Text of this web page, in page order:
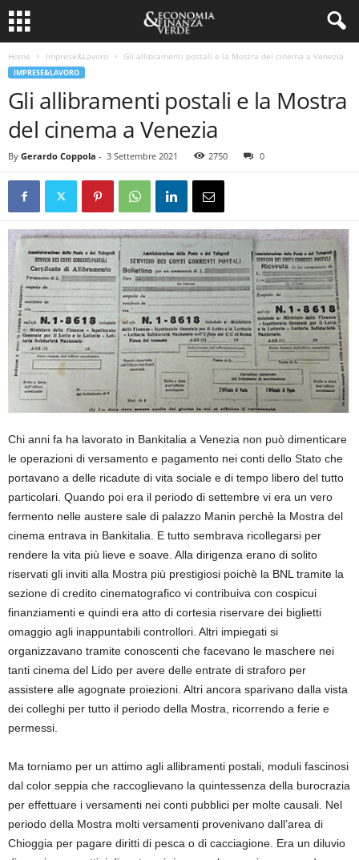
Home Imprese&Lavoro Gli allibramenti postali e la Mostra del cinema a Venezia
IMPRESE&LAVORO
Gli allibramenti postali e la Mostra
del cinema a Venezia
By Gerardo Coppola - 3 Settembre 2021 2750 0
Chi anni fa ha lavorato in Bankitalia a Venezia non può dimenticare
le operazioni di versamento e pagamento nei conti dello Stato che
portavano a delle ricadute di vita sociale e di tempo libero del tutto
particolari. Quando poi era il periodo di settembre vi era un vero
fermento nelle austere sale di palazzo Manin perchè la Mostra del
cinema entrava in Bankitalia. E tutto sembrava ricollegarsi per
rendere la vita più lieve e soave. Alla dirigenza erano di solito
riservati gli inviti alla Mostra più prestigiosi poichè la BNL tramite la
sezione di credito cinematografico vi contribuiva con cospicui
finanziamenti e quindi era atto di cortesia riservare dei biglietti
omaggio agli inappuntabili controllori. Altri impiegati si
organizzavano tramite conoscenti che facevano le maschere nei
tanti cinema del Lido per avere delle entrate di straforo per
assistere alle agognate proiezioni. Altri ancora sparivano dalla vista
dei colleghi per tutto il periodo della Mostra, ricorrendo a ferie e
permessi.
Ma torniamo per un attimo agli allibramenti postali, moduli fascinosi
dal color seppia che raccoglievano la quintessenza della burocrazia
per effettuare i versamenti nei conti pubblici per molte causali. Nel
periodo della Mostra molti versamenti provenivano dall’area di
Chioggia per pagare diritti di pesca o di cacciagione. Era un diluvio